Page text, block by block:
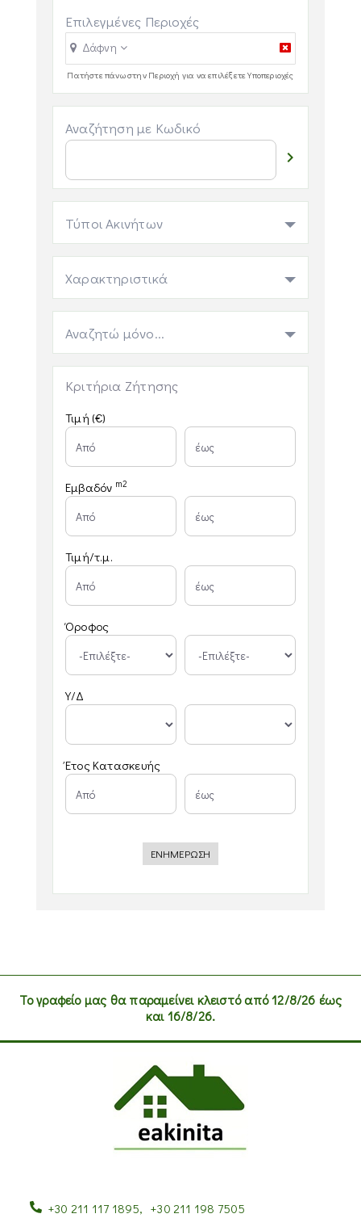
Επιλεγμένες Περιοχές
Δάφνη
Πατήστε πάνω στην Περιοχή για να επιλέξετε Υποπεριοχές
Αναζήτηση με Κωδικό

Τύποι Ακινήτων
Χαρακτηριστικά
Αναζητώ μόνο...
Κριτήρια Ζήτησης
Τιμή (€)
Εμβαδόν m2
Τιμή/τ.μ.
Όροφος
Υ/Δ
Έτος Κατασκευής
ΕΝΗΜΕΡΩΣΗ
Το γραφείο μας θα παραμείνει κλειστό από 12/8/26 έως
και 16/8/26.
+30 211 117 1895,+30 211 198 7505